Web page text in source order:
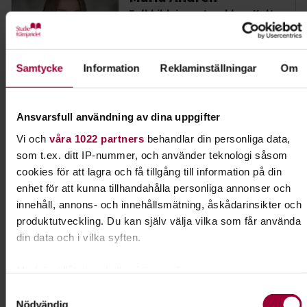
Samtycke Information Reklaminställningar Om
Ansvarsfull användning av dina uppgifter
Vi och våra 1022 partnersbehandlar din personliga data,
som t.ex. ditt IP-nummer, och använder teknologi såsom
cookies för att lagra och få tillgång till information på din
enhet för att kunna tillhandahålla personliga annonser och
innehåll, annons- och innehållsmätning, åskådarinsikter och
produktutveckling. Du kan själv välja vilka som får använda
din data och i vilka syften.
Nödvändig
Folkbildningsutvecklare Kultur
035-202 08 82
Dela: Facebook LinkedIn
Lydnad för alla hundar
Har du en hund som vill lära sig nya tricks? Gillar
du att tävla? Prova rallylydnad!